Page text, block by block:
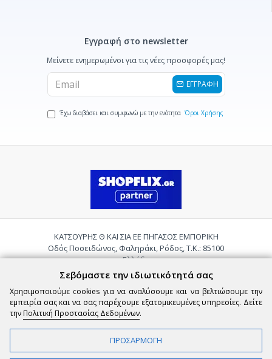
Εγγραφή στο newsletter
Μείνετε ενημερωμένοι για τις νέες προσφορές μας!
ΕΓΓΡΑΦΗ
Έχω διαβάσει και συμφωνώ με την ενότητα Όροι Χρήσης
ΚΑΤΣΟΥΡΗΣ Θ ΚΑΙ ΣΙΑ ΕΕ ΠΗΓΑΣΟΣ ΕΜΠΟΡΙΚΗ
Οδός Ποσειδώνος, Φαληράκι, Ρόδος, Τ.Κ.: 85100
Ελλάδα
Τηλ.:2241085059
Email:
pigasosemporiki@gmail.com
Σεβόμαστε την ιδιωτικότητά σας
Χρησιμοποιούμε cookies για να αναλύσουμε και να βελτιώσουμε την
εμπειρία σας και να σας παρέχουμε εξατομικευμένες υπηρεσίες. Δείτε
την Πολιτική Προστασίας Δεδομένων.
ΠΡΟΣΑΡΜΟΓΗ